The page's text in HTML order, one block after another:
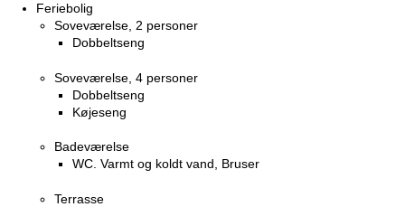
Feriebolig
Soveværelse, 2 personer
Dobbeltseng
Soveværelse, 4 personer
Dobbeltseng
Køjeseng
Badeværelse
WC. Varmt og koldt vand, Bruser
Terrasse